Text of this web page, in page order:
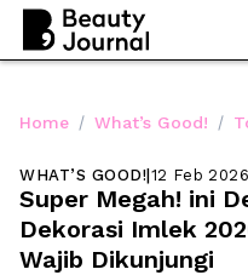
Home / What’s Good! /
WHAT’S GOOD!|12 Feb 2026
Super Megah! ini
Dekorasi Imlek
Wajib Dikunjungi